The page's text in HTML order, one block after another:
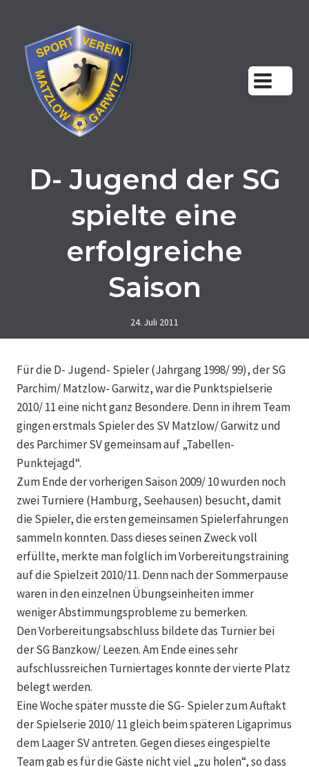
springen
D- Jugend der SG
spielte eine
erfolgreiche
Saison
24. Juli 2011
Für die D- Jugend- Spieler (Jahrgang 1998/ 99), der SG
Parchim/ Matzlow- Garwitz, war die Punktspielserie
2010/ 11 eine nicht ganz Besondere. Denn in ihrem Team
gingen erstmals Spieler des SV Matzlow/ Garwitz und
des Parchimer SV gemeinsam auf „Tabellen-
Punktejagd“.
Zum Ende der vorherigen Saison 2009/ 10 wurden noch
zwei Turniere (Hamburg, Seehausen) besucht, damit
die Spieler, die ersten gemeinsamen Spielerfahrungen
sammeln konnten. Dass dieses seinen Zweck voll
erfüllte, merkte man folglich im Vorbereitungstraining
auf die Spielzeit 2010/11. Denn nach der Sommerpause
waren in den einzelnen Übungseinheiten immer
weniger Abstimmungsprobleme zu bemerken.
Den Vorbereitungsabschluss bildete das Turnier bei
der SG Banzkow/ Leezen. Am Ende eines sehr
aufschlussreichen Turniertages konnte der vierte Platz
belegt werden.
Eine Woche später musste die SG- Spieler zum Auftakt
der Spielserie 2010/ 11 gleich beim späteren Ligaprimus
dem Laager SV antreten. Gegen dieses eingespielte
Team gab es für die Gäste nicht viel „zu holen“, so dass